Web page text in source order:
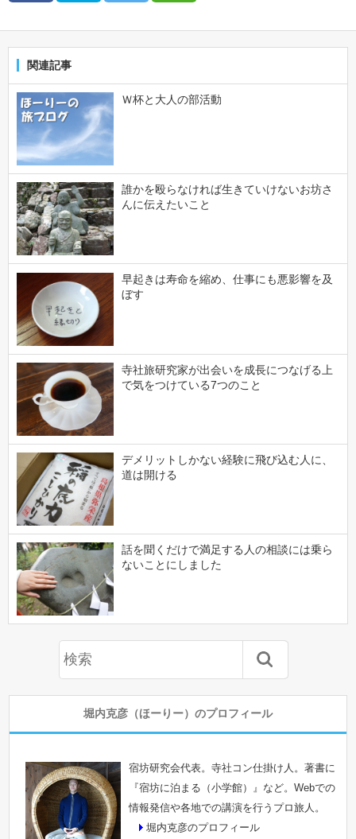
関連記事
Ｗ杯と大人の部活動
誰かを殴らなければ生きていけないお坊さ
んに伝えたいこと
早起きは寿命を縮め、仕事にも悪影響を及
ぼす
寺社旅研究家が出会いを成長につなげる上
で気をつけている7つのこと
デメリットしかない経験に飛び込む人に、
道は開ける
話を聞くだけで満足する人の相談には乗ら
ないことにしました
堀内克彦（ほーりー）のプロフィール
宿坊研究会代表。寺社コン仕掛け人。著書に
『宿坊に泊まる（小学館）』など。Webでの
情報発信や各地での講演を行うプロ旅人。
堀内克彦のプロフィール